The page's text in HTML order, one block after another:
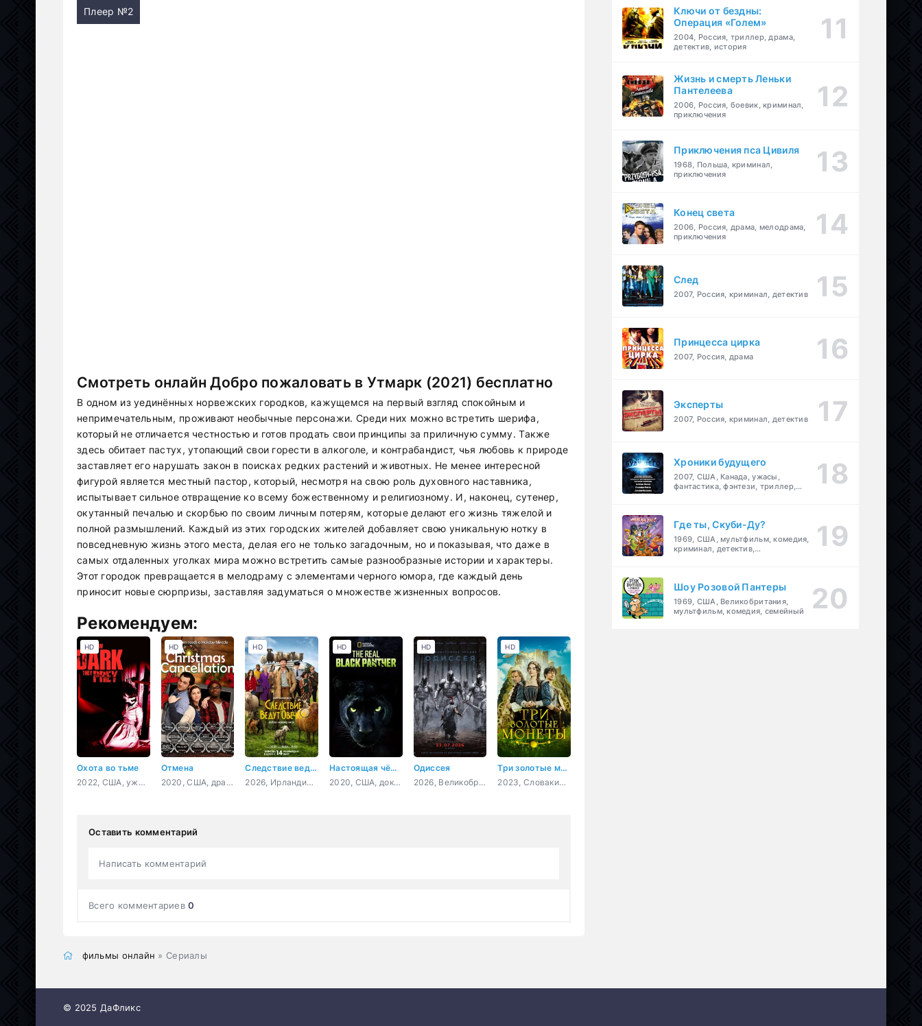
Плеер №2
Смотреть онлайн Добро пожаловать в Утмарк (2021) бесплатно
В одном из уединённых норвежских городков, кажущемся на первый взгляд спокойным и
непримечательным, проживают необычные персонажи. Среди них можно встретить шерифа,
который не отличается честностью и готов продать свои принципы за приличную сумму. Также
здесь обитает пастух, утопающий свои горести в алкоголе, и контрабандист, чья любовь к природе
заставляет его нарушать закон в поисках редких растений и животных. Не менее интересной
фигурой является местный пастор, который, несмотря на свою роль духовного наставника,
испытывает сильное отвращение ко всему божественному и религиозному. И, наконец, сутенер,
окутанный печалью и скорбью по своим личным потерям, которые делают его жизнь тяжелой и
полной размышлений. Каждый из этих городских жителей добавляет свою уникальную нотку в
повседневную жизнь этого места, делая его не только загадочным, но и показывая, что даже в
самых отдаленных уголках мира можно встретить самые разнообразные истории и характеры.
Этот городок превращается в мелодраму с элементами черного юмора, где каждый день
приносит новые сюрпризы, заставляя задуматься о множестве жизненных вопросов.
Рекомендуем:
Охота во тьме
2022, США, ужасы
HD
Отмена
2020, США, драма
HD
Следствие ведут овечки
2026, Ирландия, Великобритания, США, детектив, комедия, фэнтези
HD
Настоящая чёрная пантера
2020, США, документальный, короткометражка
HD
Одиссея
2026, Великобритания, США, фэнтези, боевик, приключения
HD
Три золотые монеты
2023, Словакия, Чехия, фэнтези, семейный
HD
Оставить комментарий
Написать комментарий
Всего комментариев0
фильмы онлайн » Сериалы
Ключи от бездны:
Операция «Голем»
2004, Россия, триллер, драма,
детектив, история
Жизнь и смерть Леньки
Пантелеева
2006, Россия, боевик, криминал,
приключения
Приключения пса Цивиля
1968, Польша, криминал,
приключения
Конец света
2006, Россия, драма, мелодрама,
приключения
След
2007, Россия, криминал, детектив
Принцесса цирка
2007, Россия, драма
Эксперты
2007, Россия, криминал, детектив
Хроники будущего
2007, США, Канада, ужасы,
фантастика, фэнтези, триллер,
Где ты, Скуби-Ду?
1969, США, мультфильм, комедия,
криминал, детектив,
Шоу Розовой Пантеры
1969, США, Великобритания,
мультфильм, комедия, семейный
© 2025 ДаФликс